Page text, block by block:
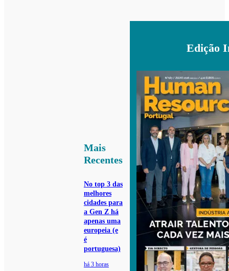
Mais
Recentes
No top 3 das
melhores
cidades para
a Gen Z há
apenas uma
europeia (e
é
portuguesa)
há 3 horas
Edição